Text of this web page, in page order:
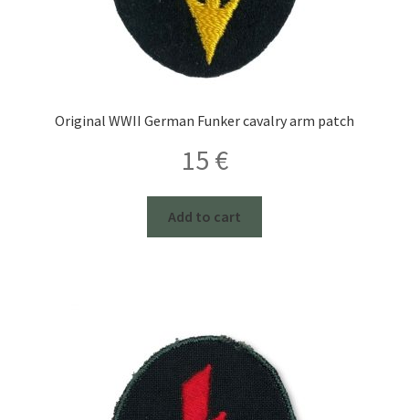
Original WWII German Funker cavalry arm patch
15 €
Add to cart